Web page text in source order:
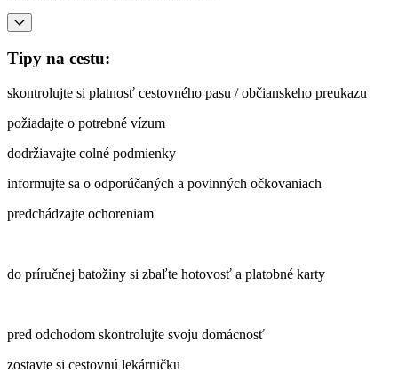
Tipy na cestu:
skontrolujte si platnosť cestovného pasu / občianskeho preukazu
požiadajte o potrebné vízum
dodržiavajte colné podmienky
informujte sa o odporúčaných a povinných očkovaniach
predchádzajte ochoreniam
do príručnej batožiny si zbaľte hotovosť a platobné karty
pred odchodom skontrolujte svoju domácnosť
zostavte si cestovnú lekárničku